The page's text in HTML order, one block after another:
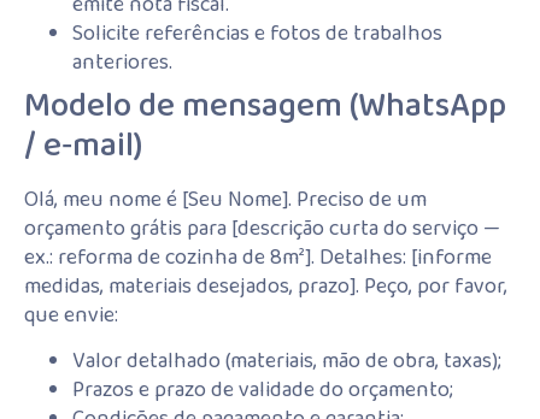
Solicite referências e fotos de trabalhos
anteriores.
Modelo de mensagem (WhatsApp
/ e‑mail)
Olá, meu nome é [Seu Nome]. Preciso de um
orçamento grátis para [descrição curta do serviço —
ex.: reforma de cozinha de 8m²]. Detalhes: [informe
medidas, materiais desejados, prazo]. Peço, por favor,
que envie:
Valor detalhado (materiais, mão de obra, taxas);
Prazos e prazo de validade do orçamento;